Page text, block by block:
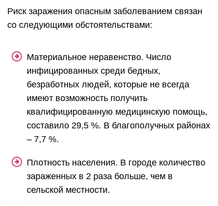
Риск заражения опасным заболеванием связан
со следующими обстоятельствами:
Материальное неравенство. Число
инфицированных среди бедных,
безработных людей, которые не всегда
имеют возможность получить
квалифицированную медицинскую помощь,
составило 29,5 %. В благополучных районах
– 7,7 %.
Плотность населения. В городе количество
зараженных в 2 раза больше, чем в
сельской местности.